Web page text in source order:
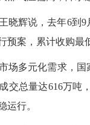
辉说，去年6到9
预案，累计收购最
多元化需求，国
交总量达616万吨
运行。